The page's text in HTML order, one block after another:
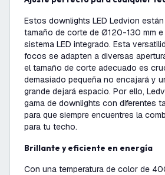
Estos downlights LED Ledvion
tamaño de corte de Ø120-130 mm e
sistema LED integrado. Esta
focos se adapten a diversas
el tamaño de corte adecuado es
demasiado pequeña no encajará y
grande dejará espacio. Por ello,
gama de downlights con diferentes
para que siempre encuentres la
para tu techo.
Brillante y eficiente en energía
Con una temperatura de color de